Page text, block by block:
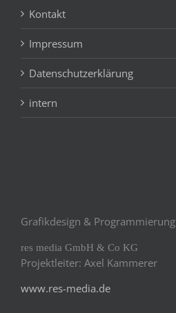
Kontakt
Impressum
Datenschutzerklärung
intern
Grafikdesign & Programmierung
res media GmbH & Co KG
Projektleiter: Axel Kammerer
www.res-media.de